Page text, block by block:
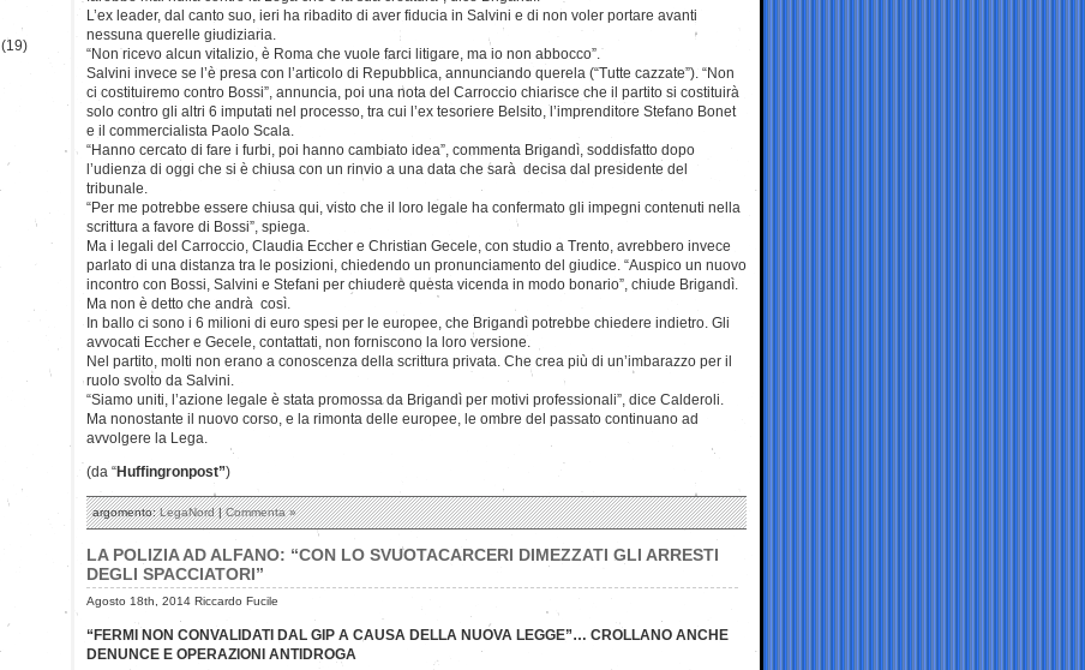
L’ex leader, dal canto suo, ieri ha ribadito di aver fiducia in Salvini e di non voler portare avanti
nessuna querelle giudiziaria.
“Non ricevo alcun vitalizio, è Roma che vuole farci litigare, ma io non abbocco”.
Salvini invece se l’è presa con l’articolo di Repubblica, annunciando querela (“Tutte cazzate”). “Non
ci costituiremo contro Bossi”, annuncia, poi una nota del Carroccio chiarisce che il partito si costituirà
solo contro gli altri 6 imputati nel processo, tra cui l’ex tesoriere Belsito, l’imprenditore Stefano Bonet
e il commercialista Paolo Scala.
“Hanno cercato di fare i furbi, poi hanno cambiato idea”, commenta Brigandì, soddisfatto dopo
l’udienza di oggi che si è chiusa con un rinvio a una data che sarà decisa dal presidente del
tribunale.
“Per me potrebbe essere chiusa qui, visto che il loro legale ha confermato gli impegni contenuti nella
scrittura a favore di Bossi”, spiega.
Ma i legali del Carroccio, Claudia Eccher e Christian Gecele, con studio a Trento, avrebbero invece
parlato di una distanza tra le posizioni, chiedendo un pronunciamento del giudice. “Auspico un nuovo
incontro con Bossi, Salvini e Stefani per chiudere questa vicenda in modo bonario”, chiude Brigandì.
Ma non è detto che andrà così.
In ballo ci sono i 6 milioni di euro spesi per le europee, che Brigandì potrebbe chiedere indietro. Gli
avvocati Eccher e Gecele, contattati, non forniscono la loro versione.
Nel partito, molti non erano a conoscenza della scrittura privata. Che crea più di un’imbarazzo per il
ruolo svolto da Salvini.
“Siamo uniti, l’azione legale è stata promossa da Brigandì per motivi professionali”, dice Calderoli.
Ma nonostante il nuovo corso, e la rimonta delle europee, le ombre del passato continuano ad
avvolgere la Lega.
(da “Huffingronpost”)
argomento:LegaNord|Commenta »
LA POLIZIA AD ALFANO: “CON LO SVUOTACARCERI DIMEZZATI GLI ARRESTI
DEGLI SPACCIATORI”
Agosto 18th, 2014 Riccardo Fucile
“FERMI NON CONVALIDATI DAL GIP A CAUSA DELLA NUOVA LEGGE”… CROLLANO ANCHE
DENUNCE E OPERAZIONI ANTIDROGA
(19)